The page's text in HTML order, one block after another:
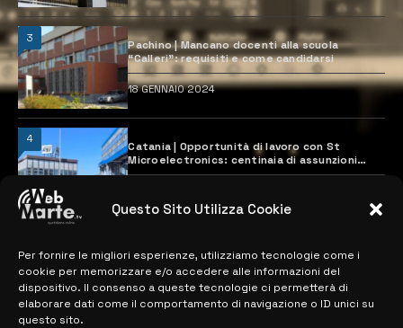
Questo Sito Utilizza Cookie
Per fornire le migliori esperienze, utilizziamo tecnologie come i
cookie per memorizzare e/o accedere alle informazioni del
dispositivo. Il consenso a queste tecnologie ci permetterà di
elaborare dati come il comportamento di navigazione o ID unici su
questo sito.
3
Pachino | Mancano docenti alla scuola
“Calleri”: requisiti e come candidarsi
18 GENNAIO 2024
4
Catania | Opportunità di lavoro con St
Microelectronics: centinaia di assunzioni
previste
MAPPA DEL SITO
> NOTIZIE